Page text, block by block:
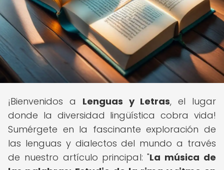
¡Bienvenidos a Lenguas y Letras, el lugar
donde la diversidad lingüística cobra vida!
Sumérgete en la fascinante exploración de
las lenguas y dialectos del mundo a través
de nuestro artículo principal: "La música de